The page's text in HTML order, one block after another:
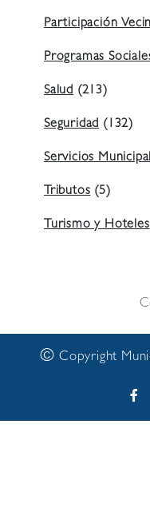
Participación
Programas
Salud (213)
Seguridad(132)
Servicios
Tributos(5)
Turismo y Hoteles
© Copyright